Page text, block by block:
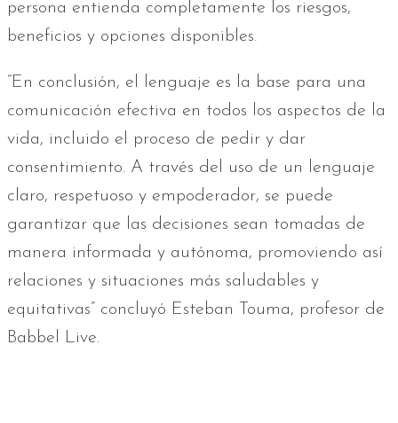
persona entienda completamente los riesgos,
beneficios y opciones disponibles.
“En conclusión, el lenguaje es la base para una
comunicación efectiva en todos los aspectos de la
vida, incluido el proceso de pedir y dar
consentimiento. A través del uso de un lenguaje
claro, respetuoso y empoderador, se puede
garantizar que las decisiones sean tomadas de
manera informada y autónoma, promoviendo así
relaciones y situaciones más saludables y
equitativas” concluyó Esteban Touma, profesor de
Babbel Live.